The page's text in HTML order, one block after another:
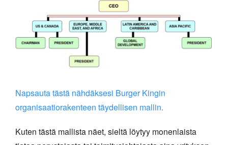
Napsauta tästä nähdäksesi Burger Kingin
organisaatiorakenteen täydellisen mallin.
Kuten tästä mallista näet, sieltä löytyy monenlaista